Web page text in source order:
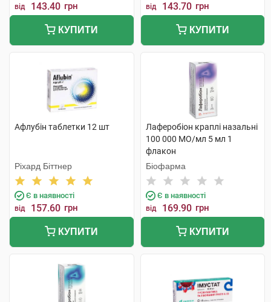
від 143.40 грн
КУПИТИ
від 143.70 грн
КУПИТИ
Афлубін таблетки 12 шт
Ріхард Біттнер
Є в наявності
від 157.60 грн
КУПИТИ
Лаферобіон краплі назальні
100 000 МО/мл 5 мл 1
флакон
Біофарма
Є в наявності
від 169.90 грн
КУПИТИ